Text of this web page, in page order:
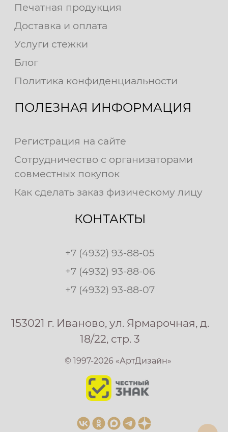
Печатная продукция
Доставка и оплата
Услуги стежки
Блог
Политика конфиденциальности
ПОЛЕЗНАЯ ИНФОРМАЦИЯ
Регистрация на сайте
Сотрудничество с организаторами
совместных покупок
Как сделать заказ физическому лицу
КОНТАКТЫ
+7 (4932) 93-88-05
+7 (4932) 93-88-06
+7 (4932) 93-88-07
153021 г. Иваново, ул. Ярмарочная, д.
18/22, стр. 3
© 1997-2026 «АртДизайн»